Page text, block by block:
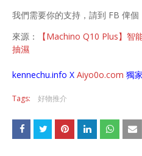
我們需要你的支持，請到 FB 俾個
來源：
【Machino Q10 Plus】智
抽濕
kennechu.info X Aiyo0o.com 獨
Tags: 好物推介